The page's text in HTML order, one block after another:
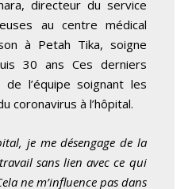
directeur du service
au centre médical
à Petah Tika, soigne
30 ans Ces derniers
l’équipe soignant les
coronavirus à l’hôpital.
je me désengage de la
sans lien avec ce qui
ne m’influence pas dans